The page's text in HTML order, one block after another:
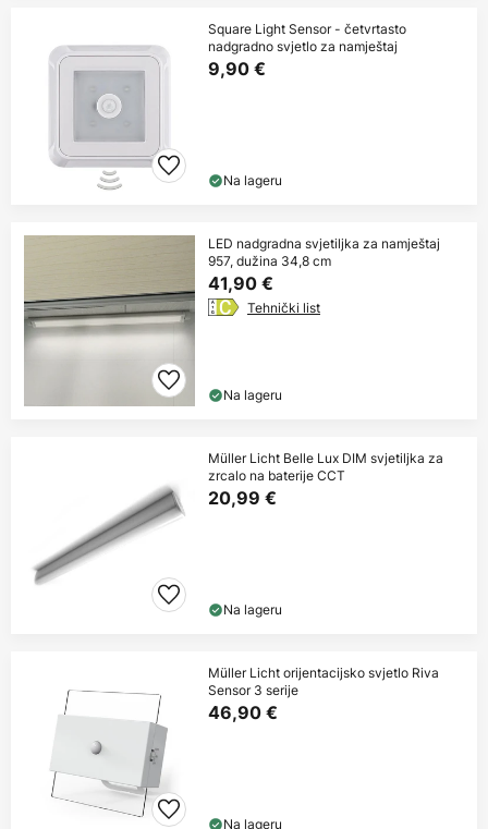
Square Light Sensor - četvrtasto
nadgradno svjetlo za namještaj
9,90 €
Na lageru
LED nadgradna svjetiljka za namještaj
957, dužina 34,8 cm
41,90 €
Tehnički list
Na lageru
Müller Licht Belle Lux DIM svjetiljka za
zrcalo na baterije CCT
20,99 €
Na lageru
Müller Licht orijentacijsko svjetlo Riva
Sensor 3 serije
46,90 €
Na lageru